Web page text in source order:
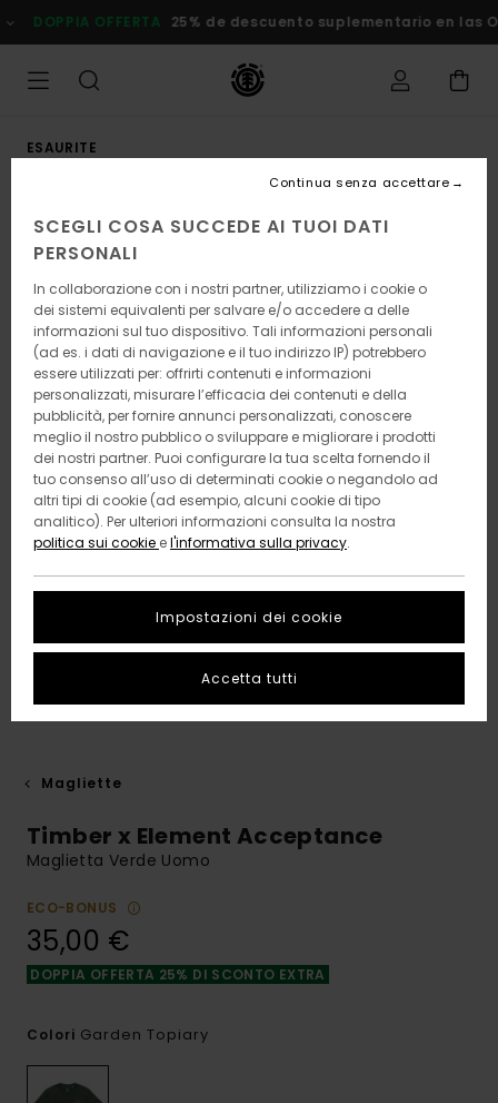
alle
informazioni
prodotto
DOPPIA OFFERTA 25% de descuento suplementario en las
ESAURITE
Magliette
Timber x Element Acceptance
Maglietta Verde Uomo
ECO-BONUS
35,00 €
DOPPIA OFFERTA 25% DI SCONTO EXTRA
Colori Garden Topiary
SCEGLI COSA SUCCEDE AI TUOI DATI
PERSONALI
In collaborazione con i nostri partner, utilizziamo i cookie o
dei sistemi equivalenti per salvare e/o accedere a delle
informazioni sul tuo dispositivo. Tali informazioni personali
(ad es. i dati di navigazione e il tuo indirizzo IP) potrebbero
essere utilizzati per: offrirti contenuti e informazioni
personalizzati, misurare l’efficacia dei contenuti e della
pubblicità, per fornire annunci personalizzati, conoscere
meglio il nostro pubblico o sviluppare e migliorare i prodotti
dei nostri partner. Puoi configurare la tua scelta fornendo il
tuo consenso all’uso di determinati cookie o negandolo ad
altri tipi di cookie (ad esempio, alcuni cookie di tipo
analitico). Per ulteriori informazioni consulta la nostra
politica sui cookie el'informativa sulla privacy.
Impostazioni dei cookie
Continua senza accettare
Accetta tutti